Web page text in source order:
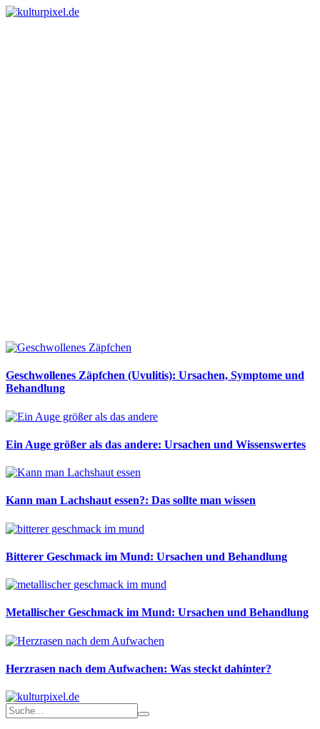
Geschwollenes Zäpfchen (Uvulitis): Ursachen, Symptome und
Behandlung
Ein Auge größer als das andere: Ursachen und Wissenswertes
Kann man Lachshaut essen?: Das sollte man wissen
Bitterer Geschmack im Mund: Ursachen und Behandlung
Metallischer Geschmack im Mund: Ursachen und Behandlung
Herzrasen nach dem Aufwachen: Was steckt dahinter?